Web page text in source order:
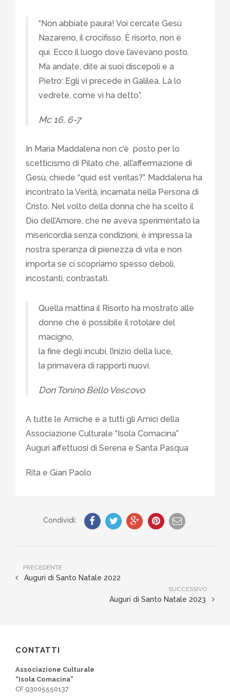
“Non abbiate paura! Voi cercate Gesù
Nazareno, il crocifisso. È risorto, non è
qui. Ecco il luogo dove l’avevano posto.
Ma andate, dite ai suoi discepoli e a
Pietro: Egli vi precede in Galilea. Là lo
vedrete, come vi ha detto”.
Mc 16, 6-7
In Maria Maddalena non c’è posto per lo
scetticismo di Pilato che, all’affermazione di
Gesù, chiede “quid est veritas?”. Maddalena ha
incontrato la Verità, incarnata nella Persona di
Cristo. Nel volto della donna che ha scelto il
Dio dell’Amore, che ne aveva sperimentato la
misericordia senza condizioni, è impressa la
nostra speranza di pienezza di vita e non
importa se ci scopriamo spesso deboli,
incostanti, contrastati.
Quella mattina il Risorto ha mostrato alle
donne che è possibile il rotolare del
macigno,
la fine degli incubi, l’inizio della luce,
la primavera di rapporti nuovi.
Don Tonino Bello Vescovo
A tutte le Amiche e a tutti gli Amici della
Associazione Culturale “Isola Comacina”
Auguri affettuosi di Serena e Santa Pasqua
Rita e Gian Paolo
Condividi:
PRECEDENTE
Auguri di Santo Natale 2022
SUCCESSIVO
Auguri di Santo Natale 2023
CONTATTI
Associazione Culturale
“Isola Comacina”
CF 93005550137